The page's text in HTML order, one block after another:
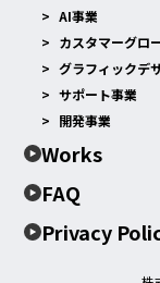
AI事業
カスタマーグロ
グラフィックデ
サポート事業
開発事業
Works
FAQ
Privacy